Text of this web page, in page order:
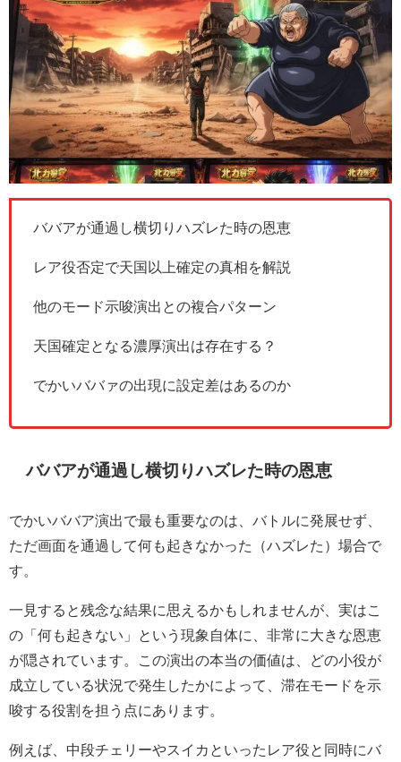
ババアが通過し横切りハズレた時の恩恵
レア役否定で天国以上確定の真相を解説
他のモード示唆演出との複合パターン
天国確定となる濃厚演出は存在する？
でかいババァの出現に設定差はあるのか
ババアが通過し横切りハズレた時の恩恵
でかいババア演出で最も重要なのは、バトルに発展せず、
ただ画面を通過して何も起きなかった（ハズレた）場合で
す。
一見すると残念な結果に思えるかもしれませんが、実はこ
の「何も起きない」という現象自体に、非常に大きな恩恵
が隠されています。この演出の本当の価値は、どの小役が
成立している状況で発生したかによって、滞在モードを示
唆する役割を担う点にあります。
例えば、中段チェリーやスイカといったレア役と同時にバ